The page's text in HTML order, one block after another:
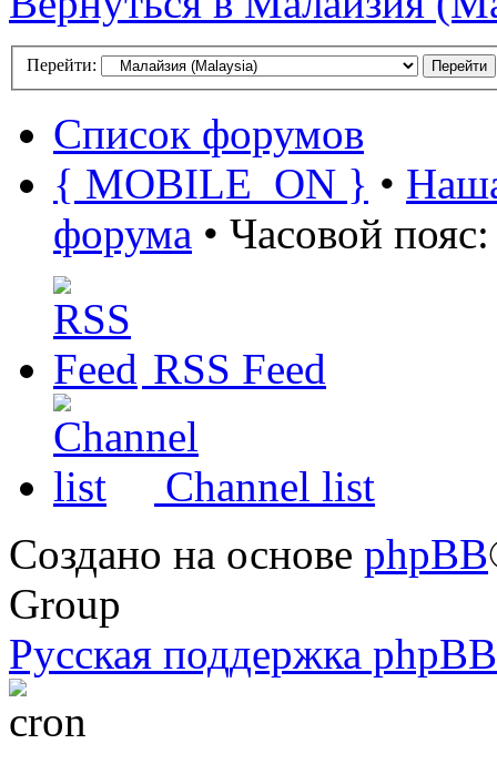
Перейти:
Список форумов
{ MOBILE_ON } •
форума • Часовой
RSS Feed
Channel list
Создано на основе phpBB
Group
Русская поддержка phpBB